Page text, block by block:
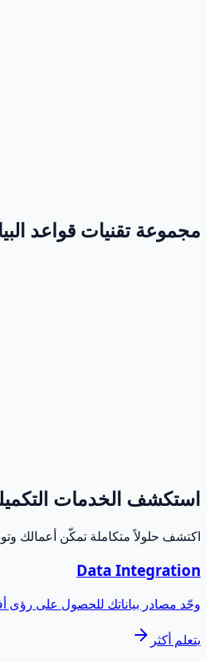
مجموعة تقنيات قواعد
استكشف الخدمات
اكتشف حلولاً متكاملة تمكّن أعمالك
Data Integration
وحّد مصادر بياناتك للحصول على رؤى
يتعلم أكثر